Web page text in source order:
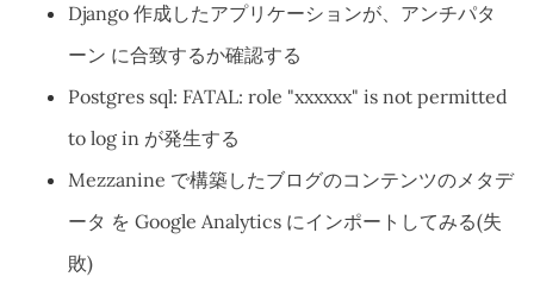
Django 作成したアプリケーションが、アンチパタ
ーン に合致するか確認する
Postgres sql: FATAL: role "xxxxxx" is not permitted
to log in が発生する
Mezzanine で構築したブログのコンテンツのメタデ
ータ を Google Analytics にインポートしてみる(失
敗)